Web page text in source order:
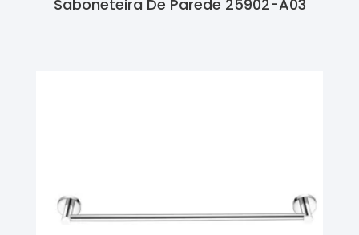
Saboneteira De Parede 25902-A03